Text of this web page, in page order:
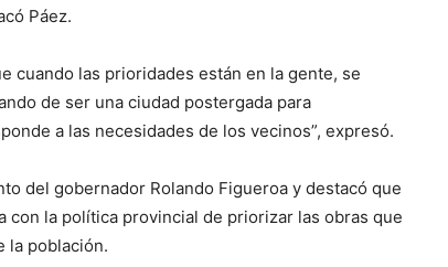
Páez.
cuando las prioridades están en la gente, se
de ser una ciudad postergada para
a las necesidades de los vecinos”, expresó.
del gobernador Rolando Figueroa y destacó que
la política provincial de priorizar las obras que
la población.